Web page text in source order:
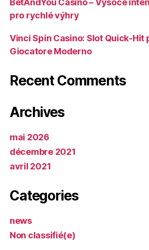
pro rychlé výhry
Vinci Spin Casino: Slot Quick‑Hit
Giocatore Moderno
Recent Comments
Archives
mai 2026
décembre 2021
avril 2021
Categories
news
Non classifié(e)